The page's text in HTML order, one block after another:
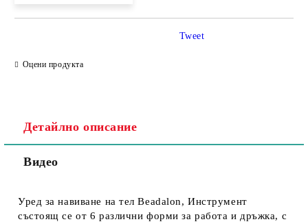
Оцени продукта
Tweet
Детайлно описание
Видео
Уред за навиване на тел Beadalon, Инструмент
състоящ се от 6 различни форми за работа и дръжка, с